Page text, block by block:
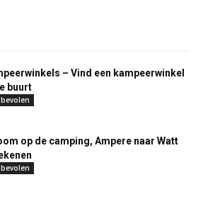
– Vind een kampeerwinkel
buurt
op de camping, Ampere naar Watt